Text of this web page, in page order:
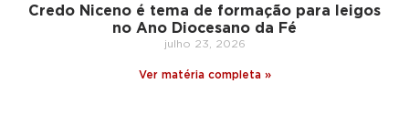
Credo Niceno é tema de formação para leigos
no Ano Diocesano da Fé
julho 23, 2026
Ver matéria completa »